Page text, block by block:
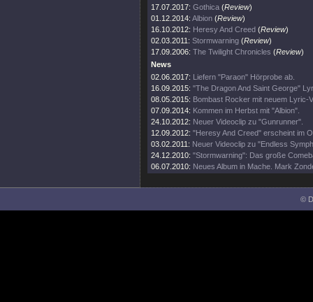
17.07.2017: Gothica (Review)
01.12.2014: Albion (Review)
16.10.2012: Heresy And Creed (Review)
02.03.2011: Stormwarning (Review)
17.09.2006: The Twilight Chronicles (Review)
News
02.06.2017: Liefern "Paraon" Hörprobe ab.
16.09.2015: "The Dragon And Saint George"
08.05.2015: Bombast Rocker mit neuem Lyric-
07.09.2014: Kommen im Herbst mit "Albion".
24.10.2012: Neuer Videoclip zu "Gunrunner".
12.09.2012: "Heresy And Creed" erscheint im
03.02.2011: Neuer Videoclip zu "Endless
24.12.2010: "Stormwarning": Das große
06.07.2010: Neues Album in Mache. Mark
©